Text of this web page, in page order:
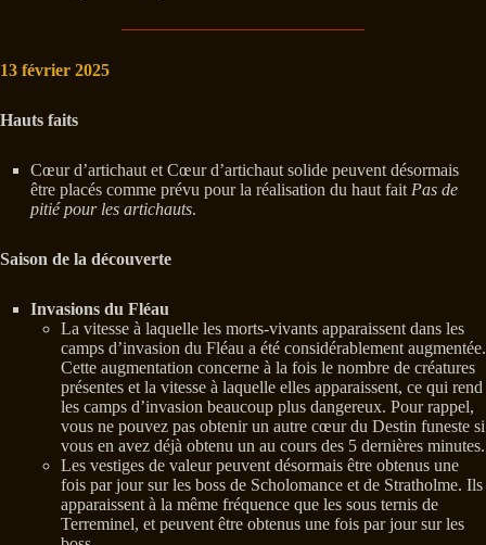
13 février 2025
Hauts faits
Cœur d’artichaut et Cœur d’artichaut solide peuvent désormais
être placés comme prévu pour la réalisation du haut faitPas de
pitié pour les artichauts.
Saison de la découverte
Invasions du Fléau
La vitesse à laquelle les morts-vivants apparaissent dans les
camps d’invasion du Fléau a été considérablement augmentée.
Cette augmentation concerne à la fois le nombre de créatures
présentes et la vitesse à laquelle elles apparaissent, ce qui rend
les camps d’invasion beaucoup plus dangereux. Pour rappel,
vous ne pouvez pas obtenir un autre cœur du Destin funeste si
vous en avez déjà obtenu un au cours des 5 dernières minutes.
Les vestiges de valeur peuvent désormais être obtenus une
fois par jour sur les boss de Scholomance et de Stratholme. Ils
apparaissent à la même fréquence que les sous ternis de
Terreminel, et peuvent être obtenus une fois par jour sur les